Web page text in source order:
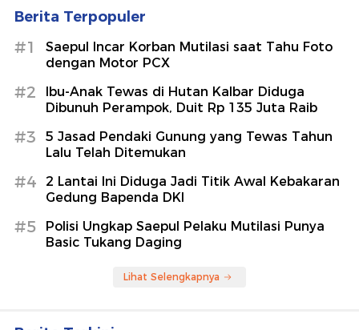
Berita Terpopuler
#1
Saepul Incar Korban Mutilasi saat Tahu Foto
dengan Motor PCX
#2
Ibu-Anak Tewas di Hutan Kalbar Diduga
Dibunuh Perampok, Duit Rp 135 Juta Raib
#3
5 Jasad Pendaki Gunung yang Tewas Tahun
Lalu Telah Ditemukan
#4
2 Lantai Ini Diduga Jadi Titik Awal Kebakaran
Gedung Bapenda DKI
#5
Polisi Ungkap Saepul Pelaku Mutilasi Punya
Basic Tukang Daging
Lihat Selengkapnya